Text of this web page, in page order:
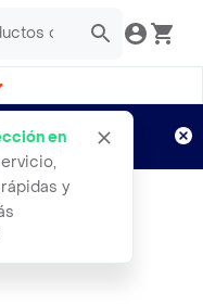
en
y
Aplican TyC